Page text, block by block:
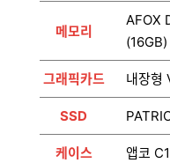
메모리
AFOX
(16GB)
그래픽카드 내장형
SSD
케이스 앱코